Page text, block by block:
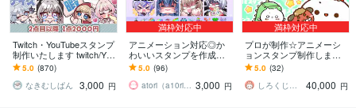
Twitch・YouTubeスタンプ
制作いたします twitch/You
Tube/tiktok配信用スタンプ
制作
5.0 (870)
なきむしぱん
3,000 円
満枠対応中
アニメーション対応◎か
わいいスタンプを作成し
ます 企業実績多数有！Yo
uTube・Twitch・TikTok☆
5.0 (96)
atori（a10ri_p） 3,000 円
満枠対応中
プロが制作☆アニメーシ
ョンスタンプ制作します L
INE、YouTube、Twitch用
アニメスタンプ制作☆
5.0 (32)
しろくじらプラスし
40,000 円